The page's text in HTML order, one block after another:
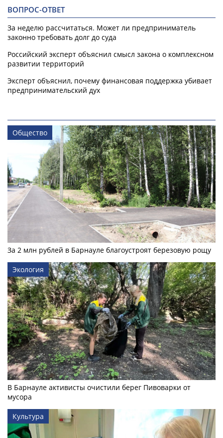
ВОПРОС-ОТВЕТ
За неделю рассчитаться. Может ли предприниматель
законно требовать долг до суда
Российский эксперт объяснил смысл закона о комплексном
развитии территорий
Эксперт объяснил, почему финансовая поддержка убивает
предпринимательский дух
Общество
За 2 млн рублей в Барнауле благоустроят березовую рощу
Экология
В Барнауле активисты очистили берег Пивоварки от
мусора
Культура